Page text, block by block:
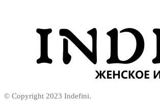
© Copyright 2023 Indefini.